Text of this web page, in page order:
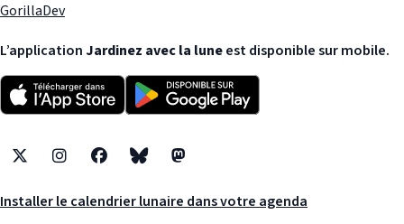
GorillaDev
L’application Jardinez avec la luneest disponible sur mobile.
X InstagramFacebookBlueskyMastodon
Installer le calendrier lunaire dans votre agenda